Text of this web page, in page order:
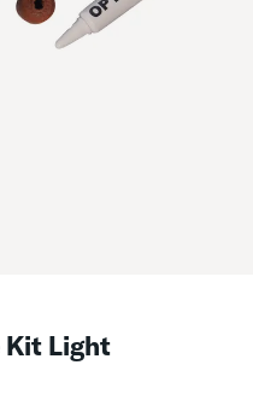
Kit Light